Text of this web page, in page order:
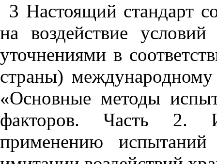
3 Настоящий стандарт
на воздействие
уточнениями в
страны)
«Основные методы
факторов. Часть 2.
применению